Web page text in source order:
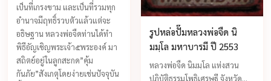
เป็นที่เกรงขาม และเป็นที่รวมทุก
อำนาจมีฤทธิ์รวบตัวแล้วแต่จะ
อธิษฐาน หลวงพ่อจืดท่านได้ทำ
พิธีอัญเชิญพระเจ้า๕พระองค์ มา
สถิตย์อยู่ในลูกสะกด”คุ้ม
กันภัย”สังเกตุโดยง่ายเช่นปัจจุบัน
รูปหล่อปั๊มหลวงพ่อจืด นิ
มมฺโล มหาบารมี ปี 2553
หลวงพ่อจืด นิมมฺโล แห่งสวน
ปฏิบัติธรรมโพธิเศรษฐี จังหวัด